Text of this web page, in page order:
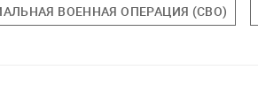
ВОЕННАЯ ОПЕРАЦИЯ (СВО)